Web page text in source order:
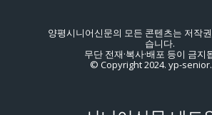
양평시니어신문의 모든 콘텐츠는 저작
습니다.
무단 전재·복사·배포 등이 금지
© Copyright 2024. yp-